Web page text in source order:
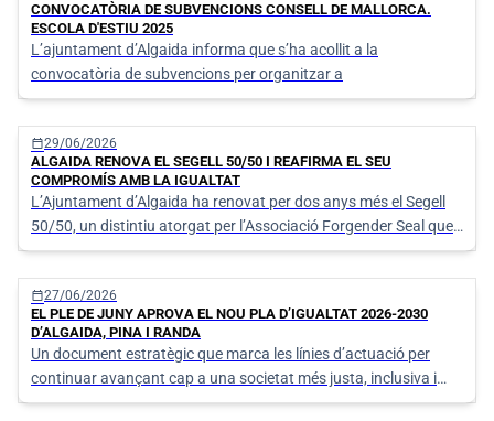
CONVOCATÒRIA DE SUBVENCIONS CONSELL DE MALLORCA.
ESCOLA D'ESTIU 2025
L’ajuntament d’Algaida informa que s’ha acollit a la
convocatòria de subvencions per organitzar a
calendar_today29/06/2026
ALGAIDA RENOVA EL SEGELL 50/50 I REAFIRMA EL SEU
COMPROMÍS AMB LA IGUALTAT
L’Ajuntament d’Algaida ha renovat per dos anys més el Segell
50/50, un distintiu atorgat per l’Associació Forgender Seal que
reconeix les institucions que treballen activament per assolir la
paritat entre dones i homes en l’àmbit polític, social i
organitzatiu.
calendar_today27/06/2026
EL PLE DE JUNY APROVA EL NOU PLA D’IGUALTAT 2026-2030
D’ALGAIDA, PINA I RANDA
Un document estratègic que marca les línies d’actuació per
continuar avançant cap a una societat més justa, inclusiva i
equitativa als nuclis d’Algaida, Pina i Randa.